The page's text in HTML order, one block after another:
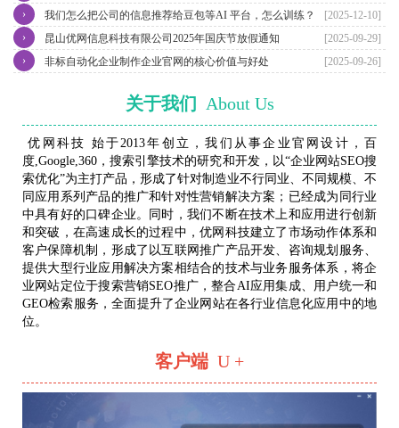
[2025-12-10]
我们怎么把公司的信息推荐给豆包等AI 平台，怎么训练？
›
[2025-09-29]
昆山优网信息科技有限公司2025年国庆节放假通知
›
[2025-09-26]
非标自动化企业制作企业官网的核心价值与好处
›
关于我们 About Us
优网科技 始于2013年创立，我们从事企业官网设计，百
度,Google,360，搜索引擎技术的研究和开发，以“企业网站SEO搜
索优化”为主打产品，形成了针对制造业不行同业、不同规模、不
同应用系列产品的推广和针对性营销解决方案；已经成为同行业
中具有好的口碑企业。同时，我们不断在技术上和应用进行创新
和突破，在高速成长的过程中，优网科技建立了市场动作体系和
客户保障机制，形成了以互联网推广产品开发、咨询规划服务、
提供大型行业应用解决方案相结合的技术与业务服务体系，将企
业网站定位于搜索营销SEO推广，整合AI应用集成、用户统一和
GEO检索服务，全面提升了企业网站在各行业信息化应用中的地
位。
客户端 U +